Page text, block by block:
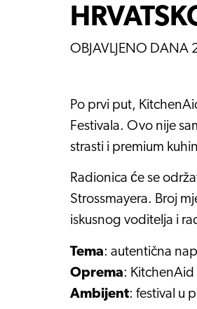
OBJAVLJENO DANA
Po prvi put,
Festivala. Ovo nije
strasti i premium
Radionica će se
Strossmayera. Broj
iskusnog voditelja i
Tema: autentična
Oprema: KitchenAid
Ambijent: festival u